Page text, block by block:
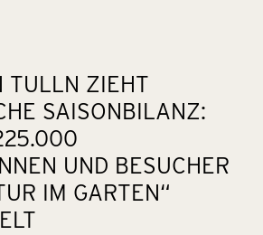
TULLN ZIEHT
SAISONBILANZ:
UND BESUCHER
IM GARTEN“